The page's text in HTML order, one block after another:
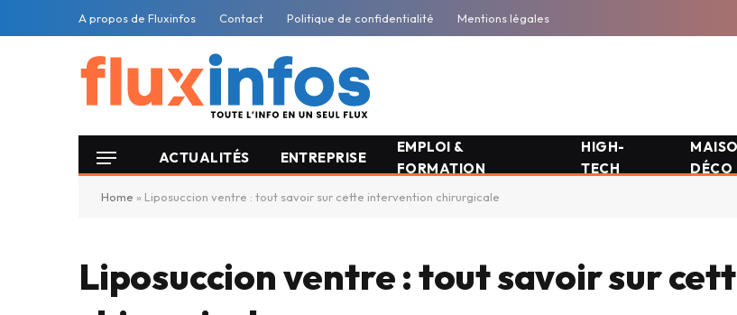
A propos de Fluxinfos Contact Politique de confidentialité Mentions légales
ACTUALITÉS ENTREPRISE
EMPLOI &
FORMATION
HIGH-
TECH
DÉCO
Home » Liposuccion ventre : tout savoir sur cette intervention chirurgicale
Liposuccion ventre : tout savoir sur